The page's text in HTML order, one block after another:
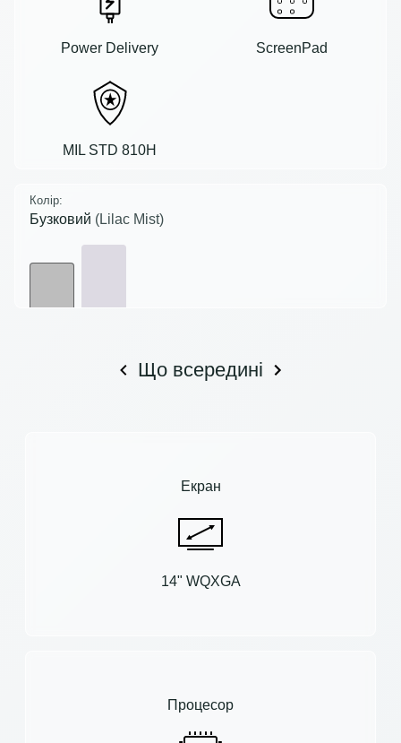
Power Delivery ScreenPad
MIL STD 810H
Колір:
Бузковий (Lilac Mist)
Що всередині
Екран
14" WQXGA
Процесор